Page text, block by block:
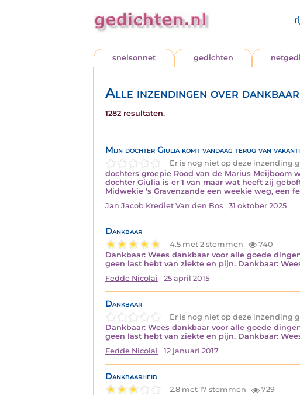
snelsonnet gedichten
Alle inzendingen over
1282 resultaten.
Mijn dochter Giulia komt vandaag terug van
Er is nog niet op deze inzending
dochters groepie Rood van de Marius Meijboom
dochter Giulia is er 1 van maar wat heeft zij
Midwekie 's Gravenzande een weekie weg, een
Jan Jacob Krediet Van den Bos
31 oktober 2025
Dankbaar
4.5 met 2 stemmen
740
Dankbaar: Wees dankbaar voor alle goede
geen last hebt van ziekte en pijn. Dankbaar:
Fedde Nicolai
25 april 2015
Dankbaar
Er is nog niet op deze inzending
Dankbaar: Wees dankbaar voor alle goede
geen last hebt van ziekte en pijn. Dankbaar:
Fedde Nicolai
12 januari 2017
Dankbaarheid
2.8 met 17 stemmen
729